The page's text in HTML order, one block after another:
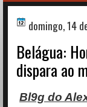
domingo, 14
Belágua:
dispara ao
Bl9g do